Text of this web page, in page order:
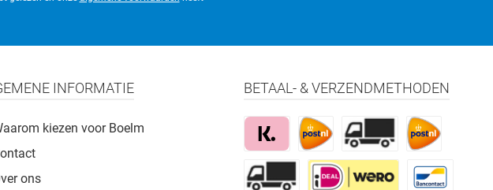
INFORMATIE
kiezen voor Boelm
ons
BETAAL- & VERZENDMETHODEN